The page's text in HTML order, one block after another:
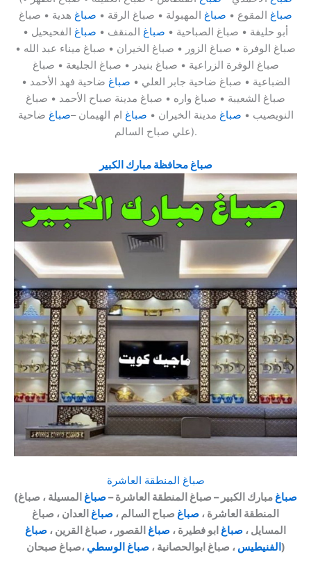
صباغ المقوع • صباغ المهبولة • صباغ الرقة • صباغ هدية • صباغ
أبو حليفة • صباغ الصباحية • صباغ المنقف • صباغ الفحيحيل •
صباغ الوفرة • صباغ الزور • صباغ الخيران • صباغ ميناء عبد الله •
صباغ الوفرة الزراعية • صباغ بنيدر • صباغ الجليعة • صباغ
الضباعية • صباغ ضاحية جابر العلي • صباغ ضاحية فهد الأحمد •
صباغ الشعيبة • صباغ واره • صباغ مدينة صباح الأحمد • صباغ
النويصيب • صباغ مدينة الخيران • صباغ ام الهيمان –صباغ ضاحية
علي صباح السالم).
صباغ محافظة مبارك الكبير
صباغ المنطقة العاشرة
(
صباغمبارك الكبير – صباغ المنطقة العاشرة –صباغ المسيلة ، صباغ
المنطقة العاشرة ، صباغ صباح السالم ، صباغ العدان ، صباغ
المسايل ، صباغ ابو فطيرة ، صباغ القصور ، صباغ القرين ، صباغ
الفنيطيس ، صباغ ابوالحصانية ،صباغ الوسطي ،صباغ صبحان)